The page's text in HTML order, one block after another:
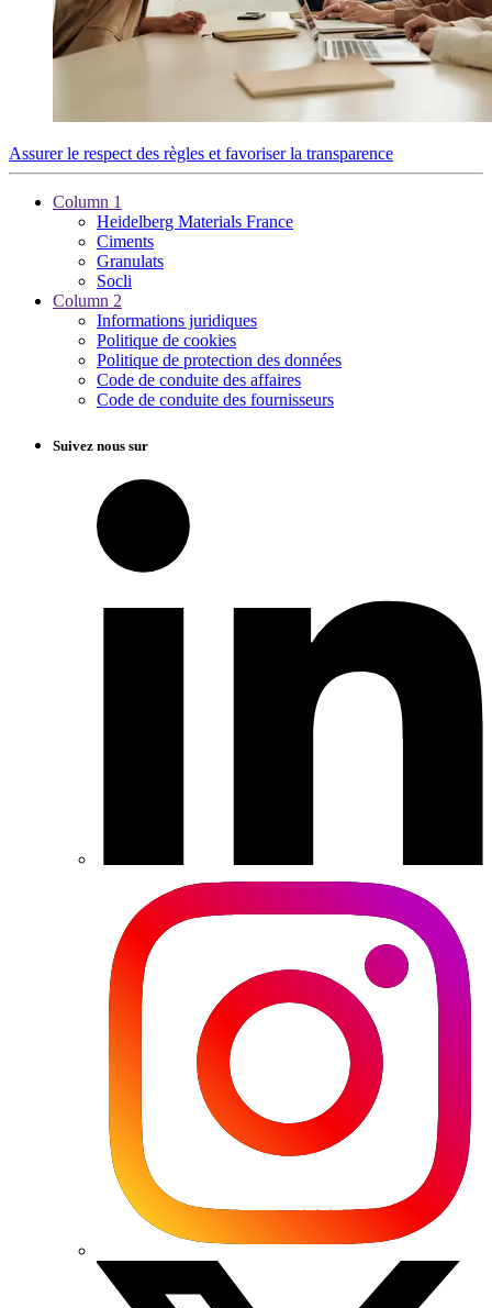
Assurer le respect des règles et favoriser la transparence
Column 1
Heidelberg Materials France
Ciments
Granulats
Socli
Column 2
Informations juridiques
Politique de cookies
Politique de protection des données
Code de conduite des affaires
Code de conduite des fournisseurs
Suivez nous sur